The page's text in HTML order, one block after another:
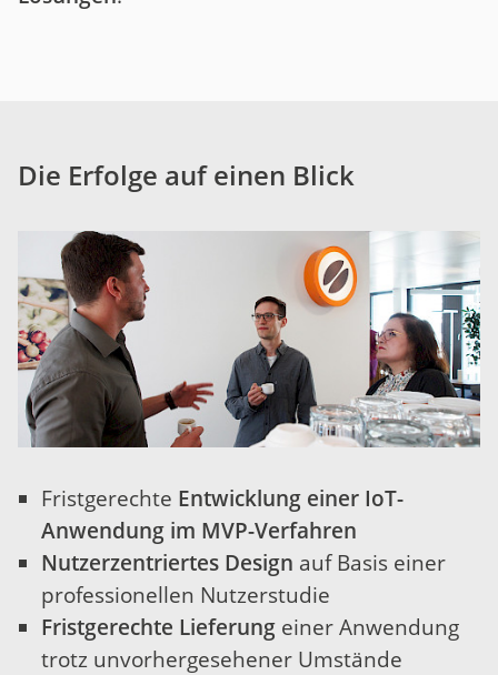
Die Erfolge auf einen Blick
Fristgerechte Entwicklung einer IoT-
Anwendung im MVP-Verfahren
Nutzerzentriertes Design auf Basis einer
professionellen Nutzerstudie
Fristgerechte Lieferung einer Anwendung
trotz unvorhergesehener Umstände